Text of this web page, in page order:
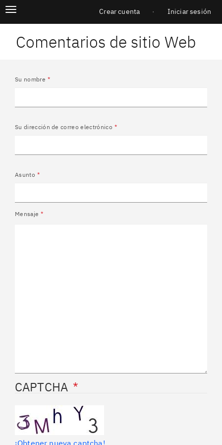
al
principal
Alternar
navegación
principal Iniciar sesión
Crear cuenta Iniciar sesión
Comentarios de sitio Web
Su nombre
Su dirección de correo electrónico
Asunto
Mensaje
CAPTCHA
¡Obtener nueva captcha!